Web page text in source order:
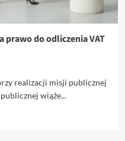
prawo do odliczenia VAT
realizacji misji publicznej
wiąże...